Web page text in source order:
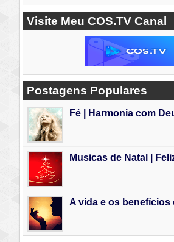
Visite Meu COS.TV Canal
Postagens Populares
Fé | Harmonia com
Musicas de Natal |
A vida e os